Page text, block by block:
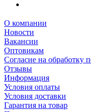
О компании
Новости
Вакансии
Оптовикам
Cогласие на обработку
Отзывы
Информация
Условия оплаты
Условия доставки
Гарантия на товар